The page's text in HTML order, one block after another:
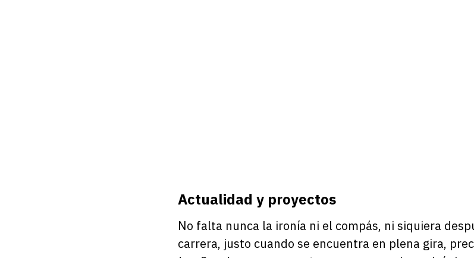
Actualidad y proyectos
No falta nunca la ironía ni el compás, ni siquiera
carrera, justo cuando se encuentra en plena gira,